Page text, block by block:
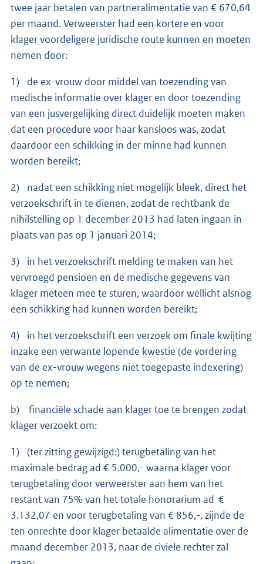
twee jaar betalen van partneralimentatie van € 670,64
per maand. Verweerster had een kortere en voor
klager voordeligere juridische route kunnen en moeten
nemen door:
1) de ex-vrouw door middel van toezending van
medische informatie over klager en door toezending
van een jusvergelijking direct duidelijk moeten maken
dat een procedure voor haar kansloos was, zodat
daardoor een schikking in der minne had kunnen
worden bereikt;
2) nadat een schikking niet mogelijk bleek, direct het
verzoekschrift in te dienen, zodat de rechtbank de
nihilstelling op 1 december 2013 had laten ingaan in
plaats van pas op 1 januari 2014;
3) in het verzoekschrift melding te maken van het
vervroegd pensioen en de medische gegevens van
klager meteen mee te sturen, waardoor wellicht alsnog
een schikking had kunnen worden bereikt;
4) in het verzoekschrift een verzoek om finale kwijting
inzake een verwante lopende kwestie (de vordering
van de ex-vrouw wegens niet toegepaste indexering)
op te nemen;
b) financiële schade aan klager toe te brengen zodat
klager verzoekt om:
1) (ter zitting gewijzigd:) terugbetaling van het
maximale bedrag ad € 5.000,- waarna klager voor
terugbetaling door verweerster aan hem van het
restant van 75% van het totale honorarium ad €
3.132,07 en voor terugbetaling van € 856,-, zijnde de
ten onrechte door klager betaalde alimentatie over de
maand december 2013, naar de civiele rechter zal